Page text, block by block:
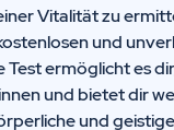
Vitalität zu
und
ermöglicht es
und bietet dir
und